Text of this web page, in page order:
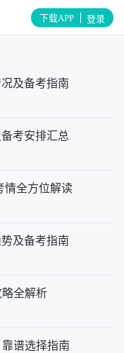
下载APP 登录
及备考指南
考安排汇总
情全方位解读
及备考指南
全解析
谱选择指南